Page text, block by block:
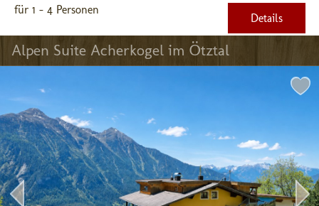
für 1 - 4 Personen
Details
Alpen Suite Acherkogel im Ötztal